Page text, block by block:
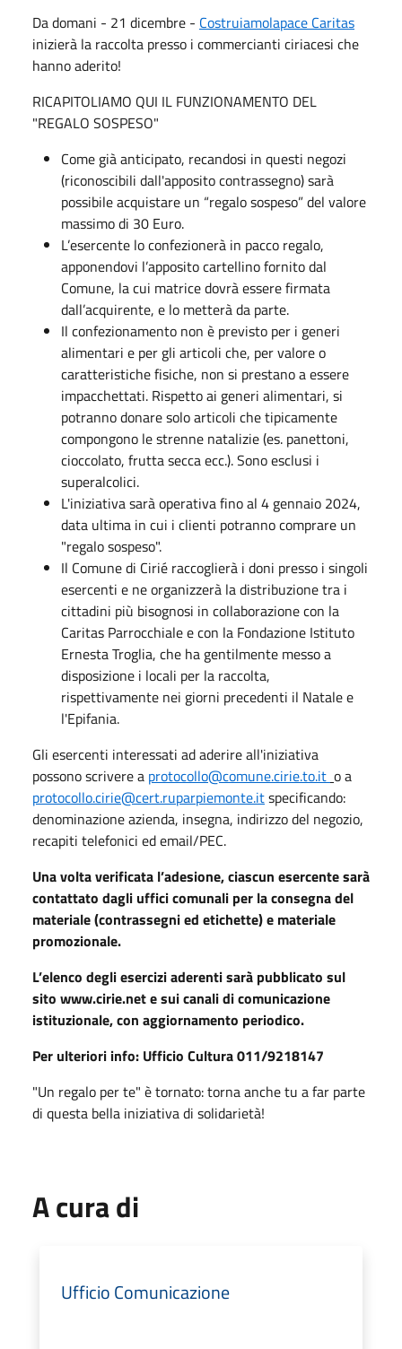
Da domani - 21 dicembre - Costruiamolapace Caritas
inizierà la raccolta presso i commercianti ciriacesi che
hanno aderito!
RICAPITOLIAMO QUI IL FUNZIONAMENTO DEL
"REGALO SOSPESO"
Come già anticipato, recandosi in questi negozi
(riconoscibili dall'apposito contrassegno) sarà
possibile acquistare un “regalo sospeso” del valore
massimo di 30 Euro.
L’esercente lo confezionerà in pacco regalo,
apponendovi l’apposito cartellino fornito dal
Comune, la cui matrice dovrà essere firmata
dall’acquirente, e lo metterà da parte.
Il confezionamento non è previsto per i generi
alimentari e per gli articoli che, per valore o
caratteristiche fisiche, non si prestano a essere
impacchettati. Rispetto ai generi alimentari, si
potranno donare solo articoli che tipicamente
compongono le strenne natalizie (es. panettoni,
cioccolato, frutta secca ecc.). Sono esclusi i
superalcolici.
L'iniziativa sarà operativa fino al 4 gennaio 2024,
data ultima in cui i clienti potranno comprare un
"regalo sospeso".
Il Comune di Cirié raccoglierà i doni presso i singoli
esercenti e ne organizzerà la distribuzione tra i
cittadini più bisognosi in collaborazione con la
Caritas Parrocchiale e con la Fondazione Istituto
Ernesta Troglia, che ha gentilmente messo a
disposizione i locali per la raccolta,
rispettivamente nei giorni precedenti il Natale e
l'Epifania.
Gli esercenti interessati ad aderire all'iniziativa
possono scrivere a protocollo@comune.cirie.to.it o a
protocollo.cirie@cert.ruparpiemonte.itspecificando:
denominazione azienda, insegna, indirizzo del negozio,
recapiti telefonici ed email/PEC.
Una volta verificata l’adesione, ciascun esercente sarà
contattato dagli uffici comunali per la consegna del
materiale (contrassegni ed etichette) e materiale
promozionale.
L’elenco degli esercizi aderenti sarà pubblicato sul
sito www.cirie.net e sui canali di comunicazione
istituzionale, con aggiornamento periodico.
Per ulteriori info: Ufficio Cultura 011/9218147
"Un regalo per te" è tornato: torna anche tu a far parte
di questa bella iniziativa di solidarietà!
A cura di
Ufficio Comunicazione